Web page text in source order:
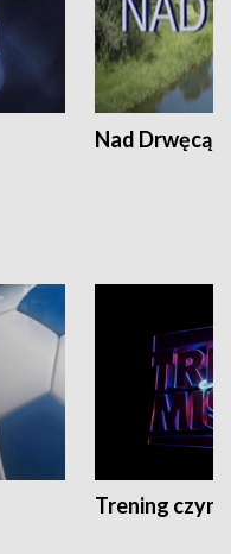
Nad Drwęcą
Trening czyni